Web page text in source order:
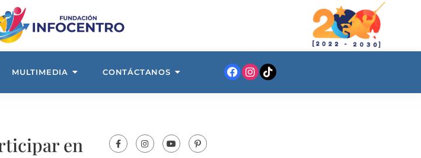
MULTIMEDIA CONTÁCTANOS
en